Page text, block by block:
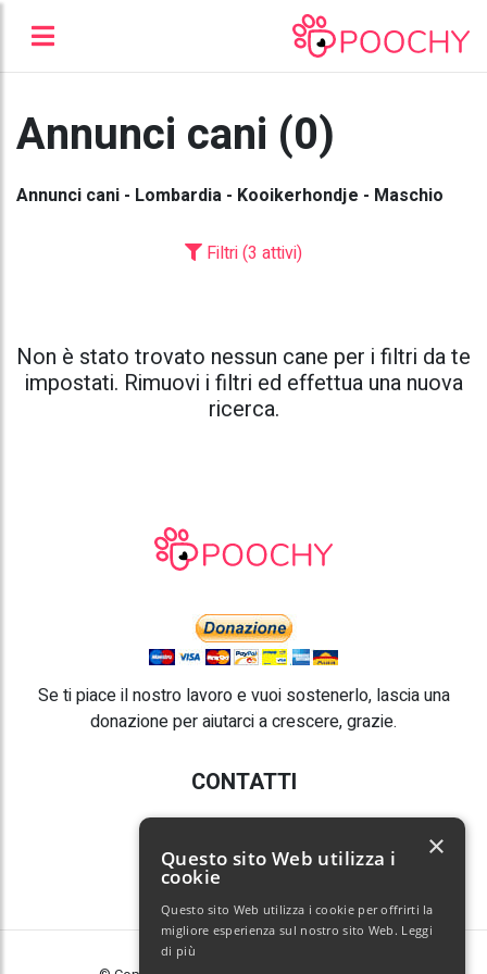
Annunci cani (0)
Annunci cani - Lombardia - Kooikerhondje - Maschio
Filtri (3 attivi)
Non è stato trovato nessun cane per i filtri da te
impostati. Rimuovi i filtri ed effettua una nuova
ricerca.
Se ti piace il nostro lavoro e vuoi sostenerlo, lascia una
donazione per aiutarci a crescere, grazie.
CONTATTI
E-mail:info@poochy.it
Questo sito Web utilizza i
cookie
Questo sito Web utilizza i cookie per offrirti la
migliore esperienza sul nostro sito Web. Leggi
di più
×